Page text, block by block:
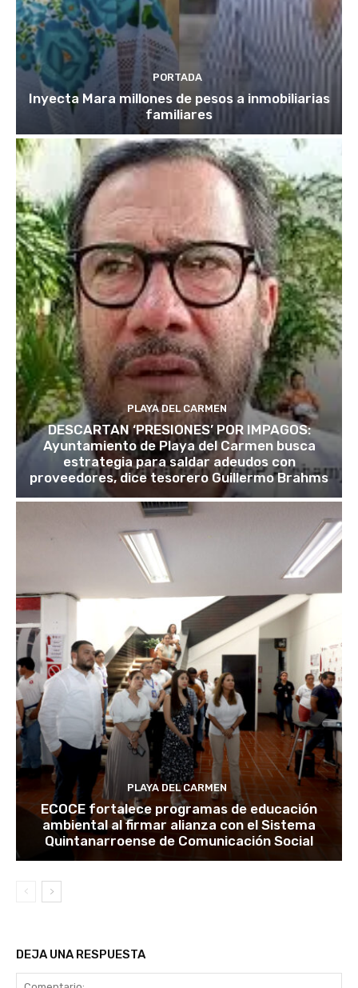
PORTADA
Inyecta Mara millones de pesos a inmobiliarias
familiares
PLAYA DEL CARMEN
DESCARTAN ‘PRESIONES’ POR IMPAGOS:
Ayuntamiento de Playa del Carmen busca
estrategia para saldar adeudos con
proveedores, dice tesorero Guillermo Brahms
PLAYA DEL CARMEN
ECOCE fortalece programas de educación
ambiental al firmar alianza con el Sistema
Quintanarroense de Comunicación Social
DEJA UNA RESPUESTA